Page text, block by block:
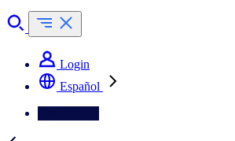
Login
Español